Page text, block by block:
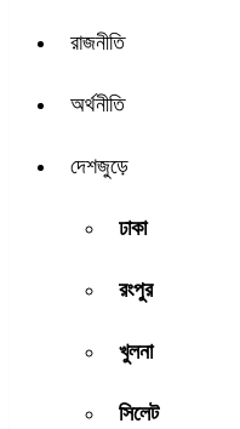
রাজনীতি
অর্থনীতি
দেশজুড়ে
ঢাকা
রংপুর
খুলনা
সিলেট